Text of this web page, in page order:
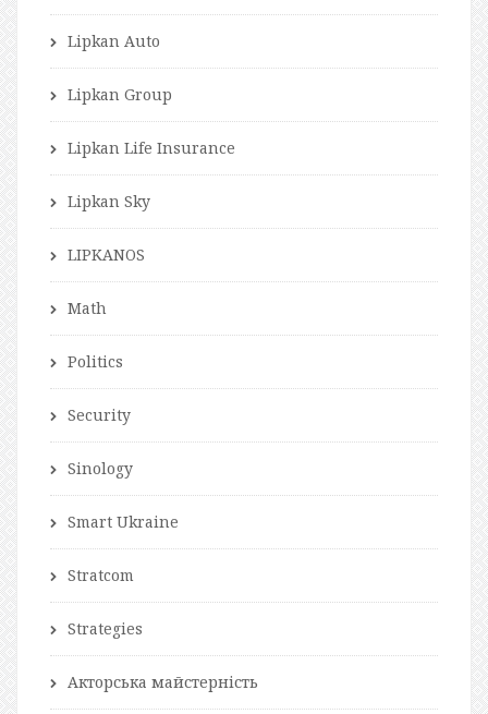
Lipkan Auto
Lipkan Group
Lipkan Life Insurance
Lipkan Sky
LIPKANOS
Math
Politics
Security
Sinology
Smart Ukraine
Stratcom
Strategies
Акторська майстерність